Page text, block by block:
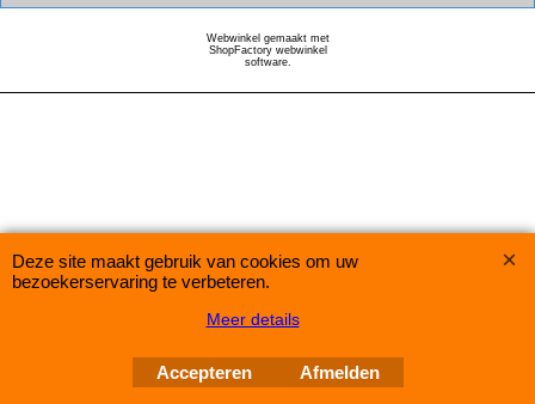
Webwinkel gemaakt met
ShopFactory webwinkel
software.
Deze site maakt gebruik van cookies om uw
bezoekerservaring te verbeteren.
Meer details
Accepteren Afmelden